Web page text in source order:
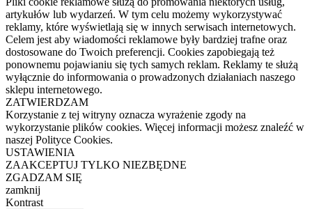
artykułów lub wydarzeń. W tym celu możemy wykorzystywać
reklamy, które wyświetlają się w innych serwisach internetowych.
Celem jest aby wiadomości reklamowe były bardziej trafne oraz
dostosowane do Twoich preferencji. Cookies zapobiegają też
ponownemu pojawianiu się tych samych reklam. Reklamy te służą
wyłącznie do informowania o prowadzonych działaniach naszego
sklepu internetowego.
ZATWIERDZAM
Korzystanie z tej witryny oznacza wyrażenie zgody na
wykorzystanie plików cookies. Więcej informacji możesz znaleźć w
naszej Polityce Cookies.
USTAWIENIA
ZAAKCEPTUJ TYLKO NIEZBĘDNE
ZGADZAM SIĘ
zamknij
Kontrast